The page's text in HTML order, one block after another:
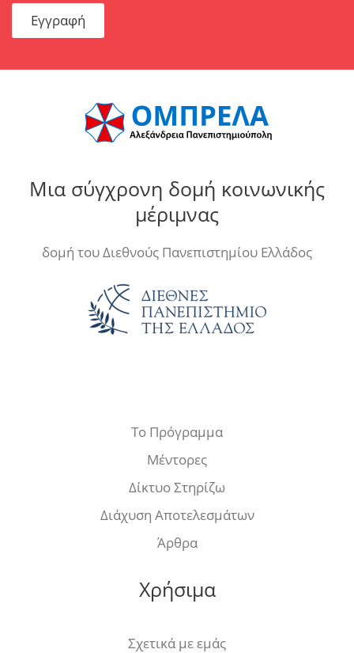
Εγγραφή
Μια σύγχρονη δομή κοινωνικής
μέριμνας
δομή του Διεθνούς Πανεπιστημίου Ελλάδος
Το Πρόγραμμα
Μέντορες
Δίκτυο Στηρίζω
Διάχυση Αποτελεσμάτων
Άρθρα
Χρήσιμα
Σχετικά με εμάς